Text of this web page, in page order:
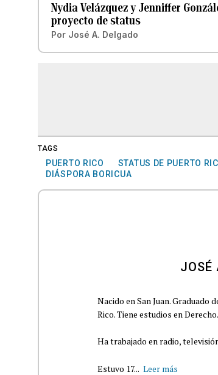
Nydia Velázquez y Jenniffer
proyecto de status
Por José A. Delgado
TAGS
PUERTO RICO STATUS DE PUERTO
DIÁSPORA BORICUA
JOSÉ
Nacido en San Juan. Graduado
Rico. Tiene estudios en Derecho.
Ha trabajado en radio,
Estuvo 17... Leer más